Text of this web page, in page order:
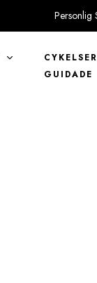
Personlig
GUIDADE